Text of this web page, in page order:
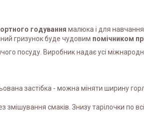
годування малюка і для
гризунок буде чудовим помічником
посуду. Виробник надає усі
застібка - можна міняти ширину
смаків. Знизу тарілочки по